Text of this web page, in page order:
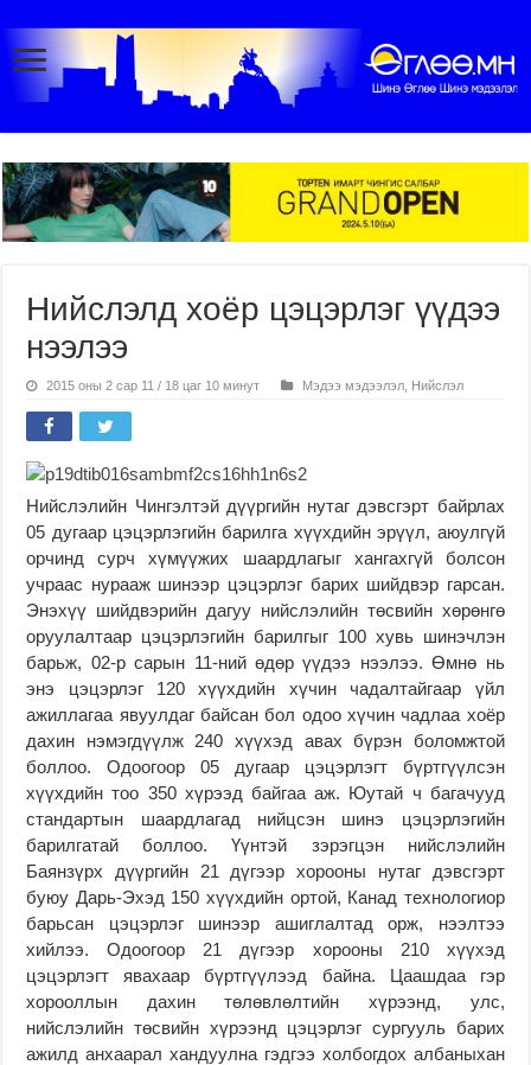
Нийслэлд хоёр цэцэрлэг үүдээ
нээлээ
2015 оны 2 сар 11 / 18 цаг 10 минут Мэдээ мэдээлэл Нийслэл
Нийслэлийн Чингэлтэй дүүргийн нутаг дэвсгэрт байрлах
05 дугаар цэцэрлэгийн барилга хүүхдийн эрүүл, аюулгүй
орчинд сурч хүмүүжих шаардлагыг хангахгүй болсон
учраас нурааж шинээр цэцэрлэг барих шийдвэр гарсан.
Энэхүү шийдвэрийн дагуу нийслэлийн төсвийн хөрөнгө
оруулалтаар цэцэрлэгийн барилгыг 100 хувь шинэчлэн
барьж, 02-р сарын 11-ний өдөр үүдээ нээлээ. Өмнө нь
энэ цэцэрлэг 120 хүүхдийн хүчин чадалтайгаар үйл
ажиллагаа явуулдаг байсан бол одоо хүчин чадлаа хоёр
дахин нэмэгдүүлж 240 хүүхэд авах бүрэн боломжтой
боллоо. Одоогоор 05 дугаар цэцэрлэгт бүртгүүлсэн
хүүхдийн тоо 350 хүрээд байгаа аж. Юутай ч багачууд
стандартын шаардлагад нийцсэн шинэ цэцэрлэгийн
барилгатай боллоо. Үүнтэй зэрэгцэн нийслэлийн
Баянзүрх дүүргийн 21 дүгээр хорооны нутаг дэвсгэрт
буюу Дарь-Эхэд 150 хүүхдийн ортой, Канад технологиор
барьсан цэцэрлэг шинээр ашиглалтад орж, нээлтээ
хийлээ. Одоогоор 21 дүгээр хорооны 210 хүүхэд
цэцэрлэгт явахаар бүртгүүлээд байна. Цаашдаа гэр
хорооллын дахин төлөвлөлтийн хүрээнд, улс,
нийслэлийн төсвийн хүрээнд цэцэрлэг сургууль барих
ажилд анхаарал хандуулна гэдгээ холбогдох албаныхан